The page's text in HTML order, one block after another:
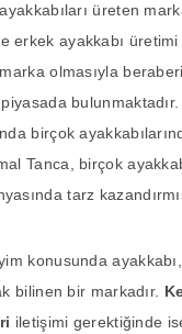
üreten
erkek ayakkabı
olmasıyla
bulunmaktadır.
birçok
Tanca, birçok
tarz
konusunda
bilinen bir markadır.
iletişimi gerektiğinde